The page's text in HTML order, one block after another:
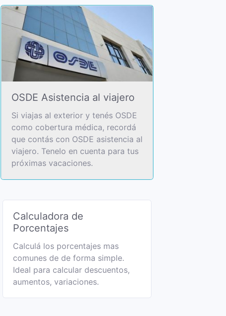
OSDE Asistencia al viajero
Si viajas al exterior y tenés OSDE
como cobertura médica, recordá
que contás con OSDE asistencia al
viajero. Tenelo en cuenta para tus
próximas vacaciones.
Calculadora de
Porcentajes
Calculá los porcentajes mas
comunes de de forma simple.
Ideal para calcular descuentos,
aumentos, variaciones.